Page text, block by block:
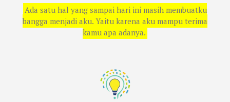
Ada satu hal yang sampai hari ini masih membuatku
bangga menjadi aku. Yaitu karena aku mampu terima
kamu apa adanya.